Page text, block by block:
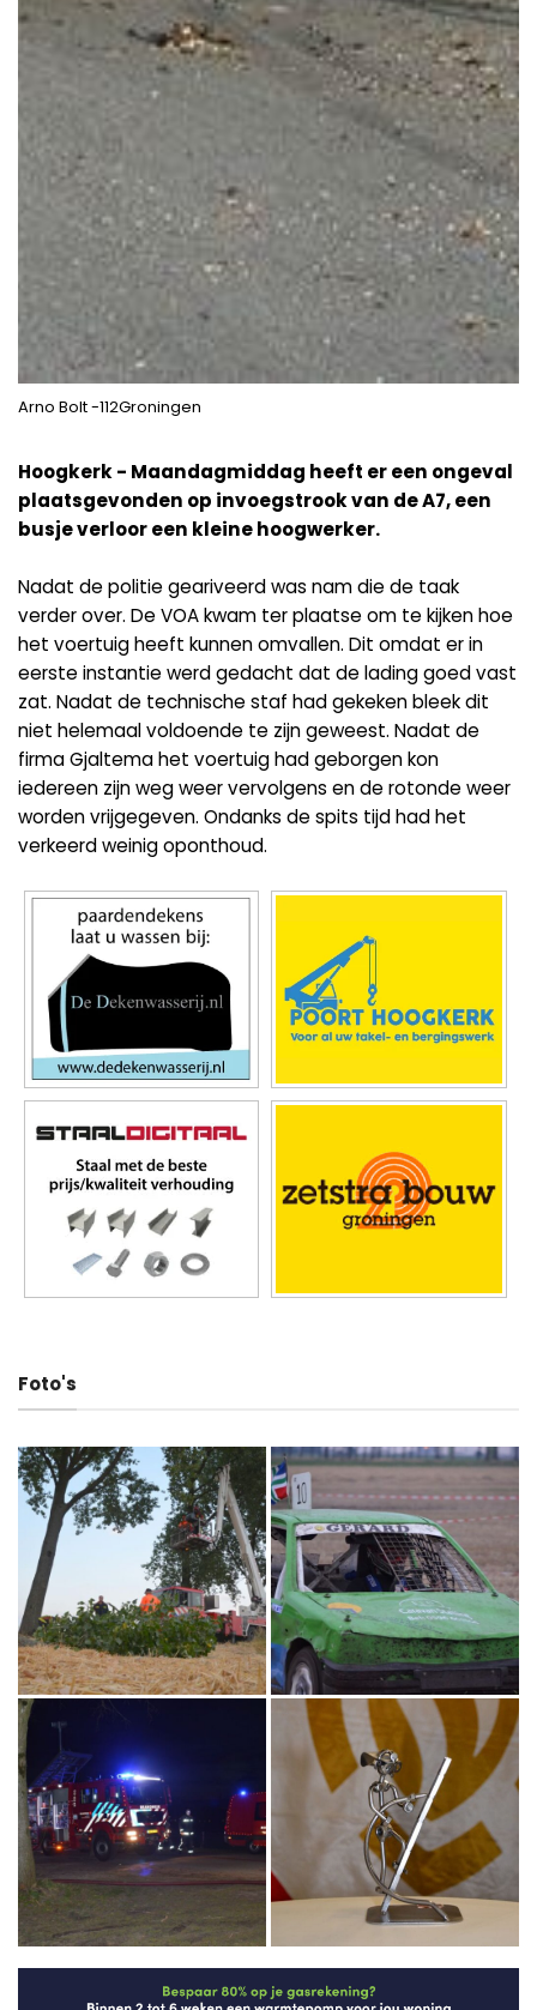
Arno Bolt -112Groningen
Hoogkerk - Maandagmiddag heeft er een ongeval
plaatsgevonden op invoegstrook van de A7, een
busje verloor een kleine hoogwerker.
Nadat de politie geariveerd was nam die de taak
verder over. De VOA kwam ter plaatse om te kijken hoe
het voertuig heeft kunnen omvallen. Dit omdat er in
eerste instantie werd gedacht dat de lading goed vast
zat. Nadat de technische staf had gekeken bleek dit
niet helemaal voldoende te zijn geweest. Nadat de
firma Gjaltema het voertuig had geborgen kon
iedereen zijn weg weer vervolgens en de rotonde weer
worden vrijgegeven. Ondanks de spits tijd had het
verkeerd weinig oponthoud.
Foto's